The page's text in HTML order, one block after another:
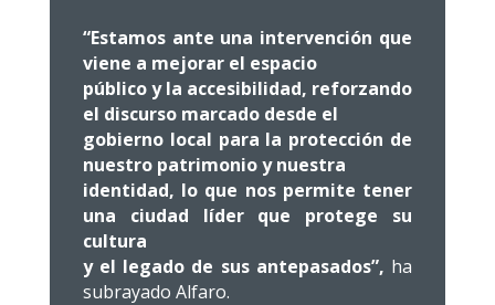
“Estamos ante una intervención que
viene a mejorar el espacio
público y la accesibilidad, reforzando
el discurso marcado desde el
gobierno local para la protección de
nuestro patrimonio y nuestra
identidad, lo que nos permite tener
una ciudad líder que protege su
cultura
y el legado de sus antepasados”, ha
subrayado Alfaro.